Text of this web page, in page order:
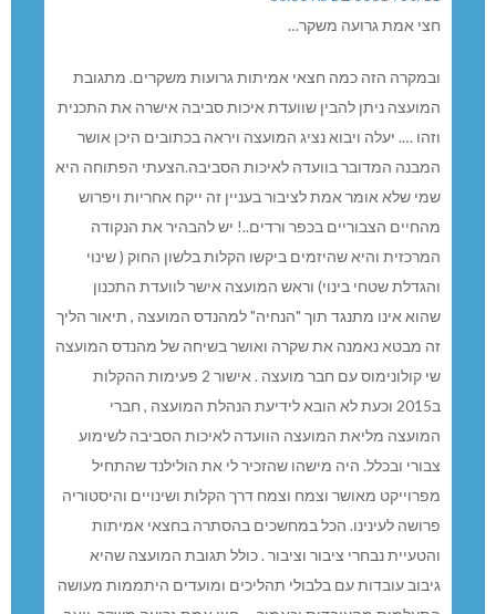
חצי אמת גרועה משקר…
ובמקרה הזה כמה חצאי אמיתות גרועות משקרים. מתגובת
המועצה ניתן להבין שוועדת איכות סביבה אישרה את התכנית
וזהו …. יעלה ויבוא נציג המועצה ויראה בכתובים היכן אושר
המבנה המדובר בוועדה לאיכות הסביבה.הצעתי הפתוחה היא
שמי שלא אומר אמת לציבור בעניין זה ייקח אחריות ויפרוש
מהחיים הצבוריים בכפר ורדים..! יש להבהיר את הנקודה
המרכזית והיא שהיזמים ביקשו הקלות בלשון החוק ( שינוי
והגדלת שטחי בינוי) וראש המועצה אישר לוועדת התכנון
שהוא אינו מתנגד תוך "הנחיה" למהנדס המועצה , תיאור הליך
זה מבטא נאמנה את שקרה ואושר בשיחה של מהנדס המועצה
שי קולונימוס עם חבר מועצה . אישור 2 פעימות ההקלות
ב2015 וכעת לא הובא לידיעת הנהלת המועצה , חברי
המועצה מליאת המועצה הוועדה לאיכות הסביבה לשימוע
צבורי ובכלל. היה מישהו שהזכיר לי את הולילנד שהתחיל
מפרוייקט מאושר וצמח וצמח דרך הקלות ושינויים והיסטוריה
פרושה לעינינו. הכל במחשכים בהסתרה בחצאי אמיתות
והטעיית נבחרי ציבור וציבור . כולל תגובת המועצה שהיא
גיבוב עובדות עם בלבולי תהליכים ומועדים היתממות מעושה